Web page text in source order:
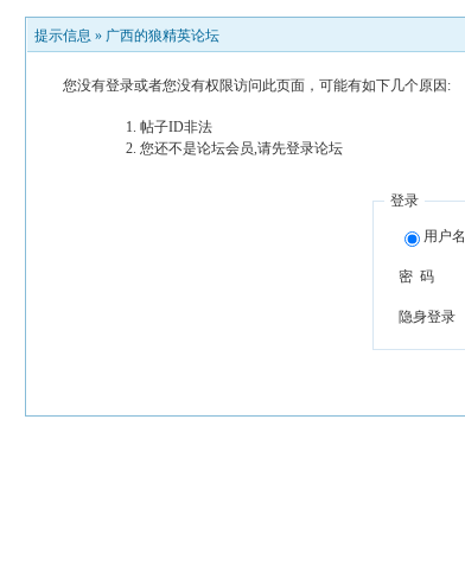
提示信息 » 广西的狼精英论坛
您没有登录或者您没有权限访问此页面，可能有如下几个原因:
帖子ID非法
您还不是论坛会员,请先登录论坛
登录
用户名
密 码
隐身登录